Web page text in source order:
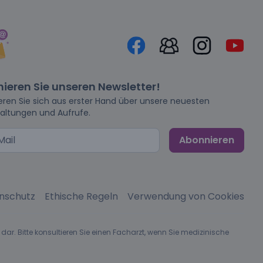
Sie unseren Newsletter!
Sie sich aus erster Hand über unsere neuesten
und Aufrufe.
Abonnieren
Ethische Regeln
Verwendung von Cookies
Bitte konsultieren Sie einen Facharzt, wenn Sie medizinische